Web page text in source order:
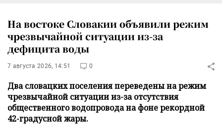
На востоке Словакии объявили режим
чрезвычайной ситуации из-за
дефицита воды
7 августа 2026, 14:51 0
Два словацких поселения переведены на режим
чрезвычайной ситуации из-за отсутствия
общественного водопровода на фоне рекордной
42-градусной жары.